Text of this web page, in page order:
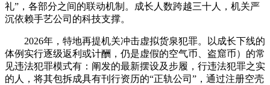
礼”，各部分之间的联动机制。成长人数跨越三十人，机关严
沉依赖手艺公司的科技支撑。
2026年，特地再提机关冲击虚拟货泉犯罪。以成长下线的
体例实行逐级返利或计酬，仍是虚假的空气币、盗窟币）的常
见违法犯罪模式有：阐发的最新摆设及步履，行违法犯罪之实
的人，将其包拆成具有刊行资历的“正轨公司”，通过注册空壳